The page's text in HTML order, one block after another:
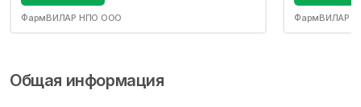
ФармВИЛАР НПО ООО ФармВИЛАР
Общая информация